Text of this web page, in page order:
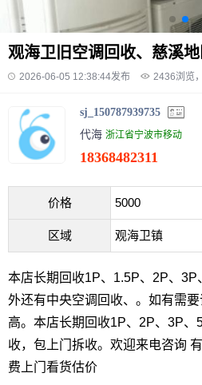
观海卫旧空调回收、慈溪
2026-06-05 12:38:44发布 2436浏览，
sj_150787939735
代海 浙江省宁波市移动
18368482311
价格 5000
区域 观海卫镇
本店长期回收1P、1.5P、2P、3P
外还有中央空调回收、。如有需
高。本店长期回收1P、2P、3P、
收，包上门拆收。欢迎来电咨询
费上门看货估价